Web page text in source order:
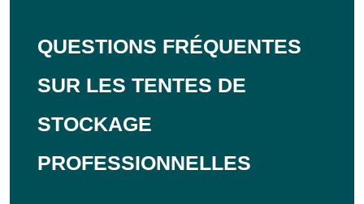
QUESTIONS FRÉQUENTES
SUR LES TENTES DE
STOCKAGE
PROFESSIONNELLES